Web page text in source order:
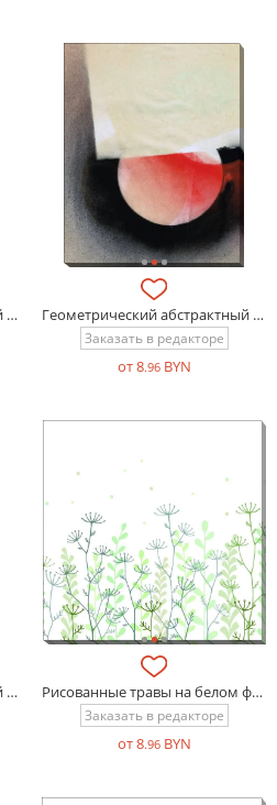
Геометрический абстрактный фон гранж Геометрический абстрактный фон минимализм
Заказать в редакторе
от 8.96BYN
Геометрический абстрактный фон с красным Рисованные травы на белом фоне
Заказать в редакторе
от 8.96BYN